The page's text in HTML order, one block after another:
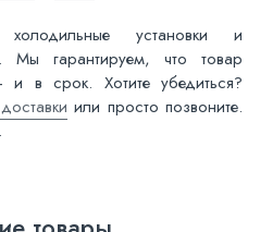
установки и
Мы гарантируем, что товар
в срок. Хотите убедиться?
или просто позвоните.